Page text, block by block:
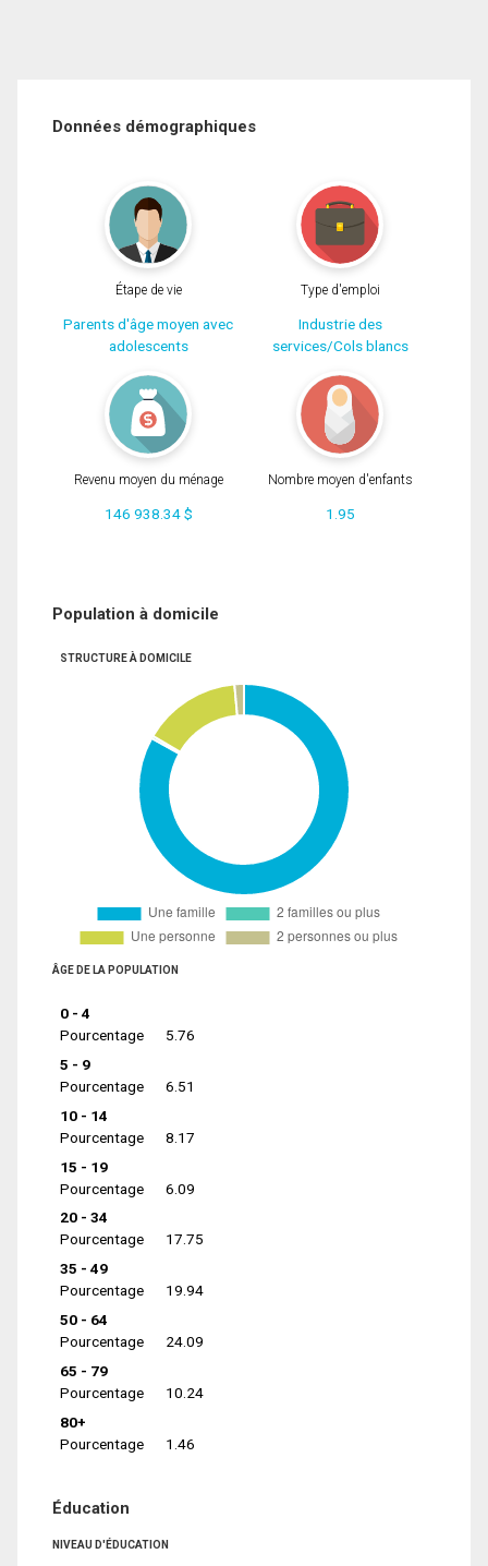
Données démographiques
Étape de vie
Parents d'âge moyen avec
adolescents
Type d'emploi
Industrie des
services/Cols blancs
Revenu moyen du ménage
146 938.34 $
Nombre moyen d'enfants
1.95
Population à domicile
STRUCTURE À DOMICILE
ÂGE DE LA POPULATION
0 - 4
Pourcentage
5.76
5 - 9
Pourcentage
6.51
10 - 14
Pourcentage
8.17
15 - 19
Pourcentage
6.09
20 - 34
Pourcentage
17.75
35 - 49
Pourcentage
19.94
50 - 64
Pourcentage
24.09
65 - 79
Pourcentage
10.24
80+
Pourcentage
1.46
Éducation
NIVEAU D'ÉDUCATION